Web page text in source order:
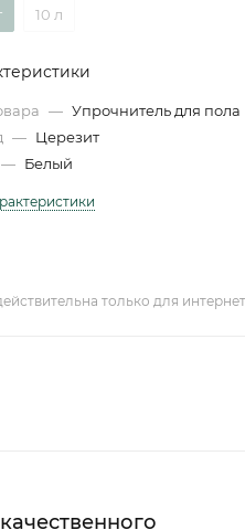
10 л
— Упрочнитель для пола
— Церезит
— Белый
только для